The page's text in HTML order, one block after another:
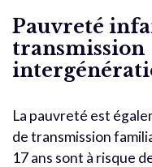
Pauvreté
transmission
La pauvreté est
de transmission
17 ans sont à risque